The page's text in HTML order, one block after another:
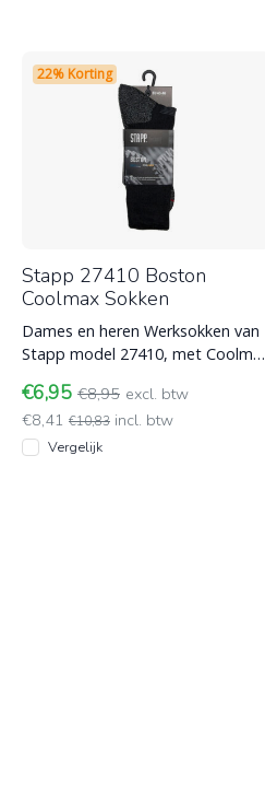
22% Korting
Stapp 27410 Boston
Coolmax Sokken
Dames en heren Werksokken van
Stapp model 27410, met Coolmax
€6,95 €8,95 excl. btw
€8,41 €10,83 incl. btw
Vergelijk